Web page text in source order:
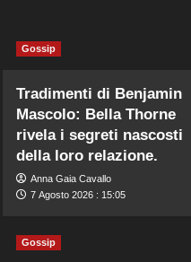
Gossip
Tradimenti di Benjamin
Mascolo: Bella Thorne
rivela i segreti nascosti
della loro relazione.
Anna Gaia Cavallo
7 Agosto 2026 : 15:05
Gossip